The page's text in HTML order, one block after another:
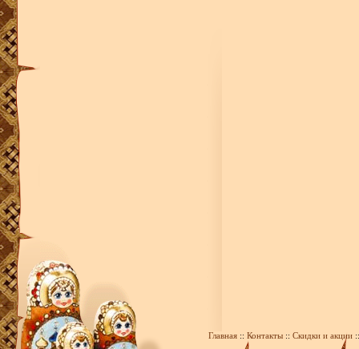
Главная :: Контакты :: Скидки и акции